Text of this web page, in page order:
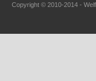
Copyright © 2010-2014 -